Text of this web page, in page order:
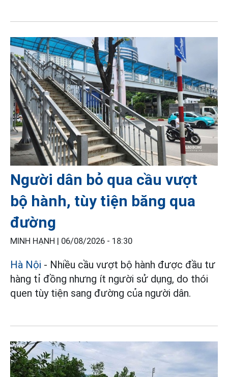
Người dân bỏ qua cầu vượt
bộ hành, tùy tiện băng qua
đường
MINH HẠNH | 06/08/2026 - 18:30
Hà Nội - Nhiều cầu vượt bộ hành được đầu tư
hàng tỉ đồng nhưng ít người sử dụng, do thói
quen tùy tiện sang đường của người dân.